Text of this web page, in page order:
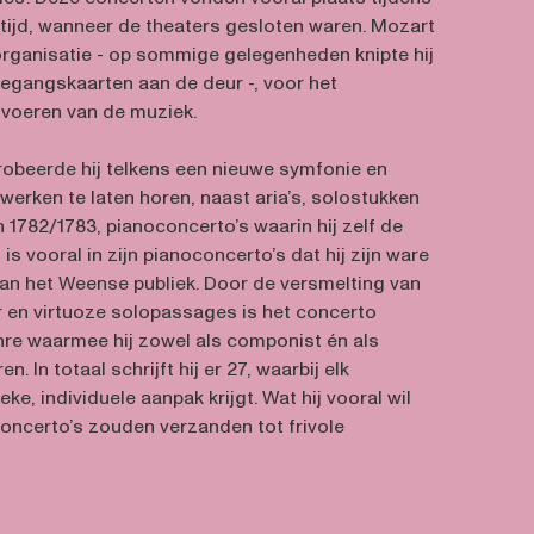
wanneer de theaters gesloten waren. Mozart
- op sommige gelegenheden knipte hij
aan de deur -, voor het
van de muziek.
hij telkens een nieuwe symfonie en
te laten horen, naast aria’s, solostukken
1783, pianoconcerto’s waarin hij zelf de
vooral in zijn pianoconcerto’s dat hij zijn ware
het Weense publiek. Door de versmelting van
virtuoze solopassages is het concerto
waarmee hij zowel als componist én als
In totaal schrijft hij er 27, waarbij elk
individuele aanpak krijgt. Wat hij vooral wil
zouden verzanden tot frivole